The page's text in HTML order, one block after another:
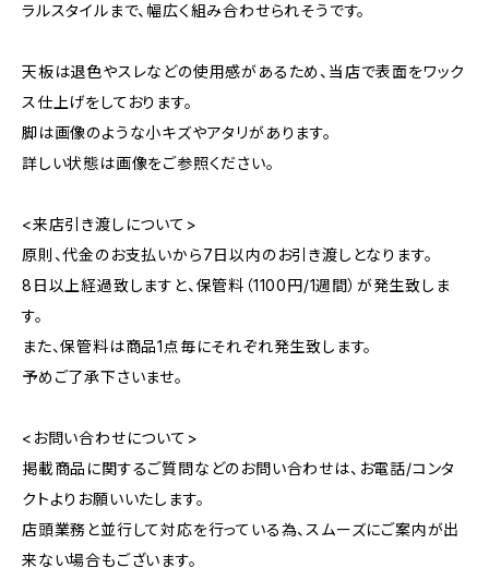
ラルスタイルまで、幅広く組み合わせられそうです。
天板は退色やスレなどの使用感があるため、当店で表面をワック
ス仕上げをしております。
脚は画像のような小キズやアタリがあります。
詳しい状態は画像をご参照ください。
<来店引き渡しについて>
原則、代金のお支払いから7日以内のお引き渡しとなります。
8日以上経過致しますと、保管料（1100円/1週間）が発生致しま
す。
また、保管料は商品1点毎にそれぞれ発生致します。
予めご了承下さいませ。
<お問い合わせについて>
掲載商品に関するご質問などのお問い合わせは、お電話/コンタ
クトよりお願いいたします。
店頭業務と並行して対応を行っている為、スムーズにご案内が出
来ない場合もございます。